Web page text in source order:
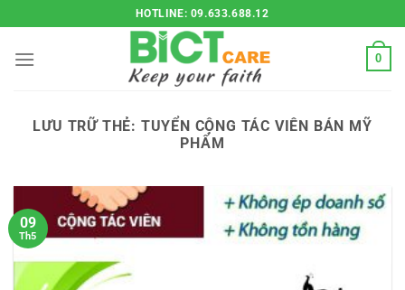
qua
nội
HOTLINE: 09.633.688.12
0
LƯU TRỮ THẺ: TUYỂN CỘNG TÁC VIÊN BÁN MỸ
PHẨM
09
Th5